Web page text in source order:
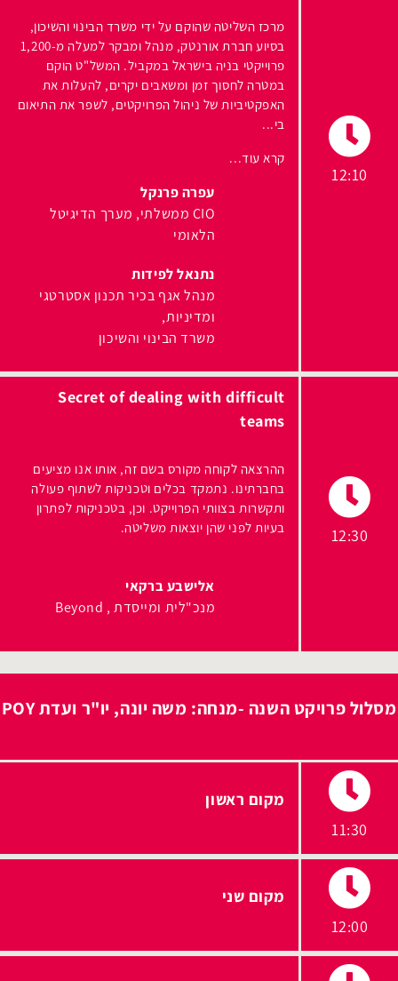
12:10
מרכז השליטה שהוקם על ידי משרד הבינוי והשיכון,
בסיוע חברת אורנטק, מנהל ומבקר למעלה מ-1,200
פרוייקטי בניה בישראל במקביל. המשל"ט הוקם
במטרה לחסוך זמן ומשאבים יקרים, להעלות את
האפקטיביות של ניהול הפרויקטים, לשפר את התיאום
בי...
קרא עוד...
עפרה פרנקל
CIO ממשלתי
מערך הדיגיטל
הלאומי
נתנאל לפידות
מנהל אגף בכיר תכנון אסטרטגי
ומדיניות
משרד הבינוי והשיכון
12:30
Secret of dealing with difficult
teams
ההרצאה לקוחה מקורס בשם זה, אותו אנו מציעים
בחברתינו. נתמקד בכלים וטכניקות לשתוף פעולה
ותקשרות בצוותי הפרוייקט. וכן, בטכניקות לפתרון
בעיות לפני שהן יוצאות משליטה.
אלישבע ברקאי
מנכ"לית ומייסדת Beyond
מסלול פרויקט השנה -מנחה: משה יונה, יו"ר ועדת POY
11:30
מקום ראשון
12:00
מקום שני